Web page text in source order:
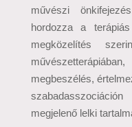
művészi
hordozza a
megközelítés
megbeszélés,
megjelenő lelki